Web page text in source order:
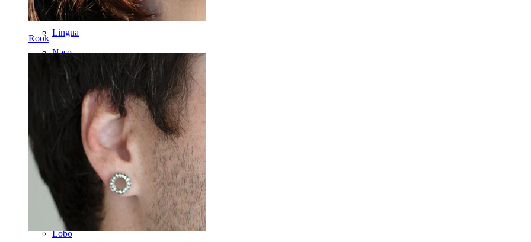
Rook
Labret
Lingua
Naso
Tragus
Barbell
Rook
Ferri di cavallo
Attrezzi
Banane
Lobo